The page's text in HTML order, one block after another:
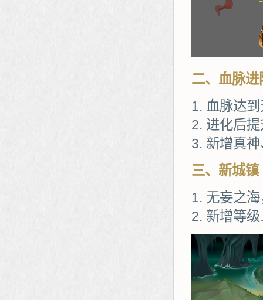
二、血脉进
血脉达
进化后
新增真
三、新城镇
无妄之
新增等